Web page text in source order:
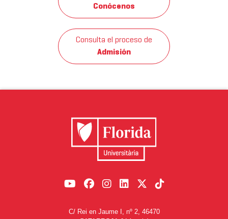
Conócenos
Consulta el proceso de
Admisión
C/ Rei en Jaume I, nº 2, 46470